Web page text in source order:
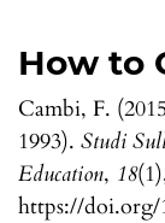
How to
Cambi, F.
1993). Studi
Education, 18
https://doi.org/